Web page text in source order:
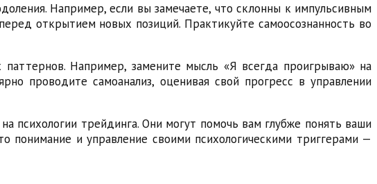
Например, если вы замечаете, что склонны к импульсивным
открытием новых позиций. Практикуйте самоосознанность во
паттернов. Например, замените мысль «Я всегда проигрываю» на
проводите самоанализ, оценивая свой прогресс в управлении
психологии трейдинга. Они могут помочь вам глубже понять ваши
понимание и управление своими психологическими триггерами —